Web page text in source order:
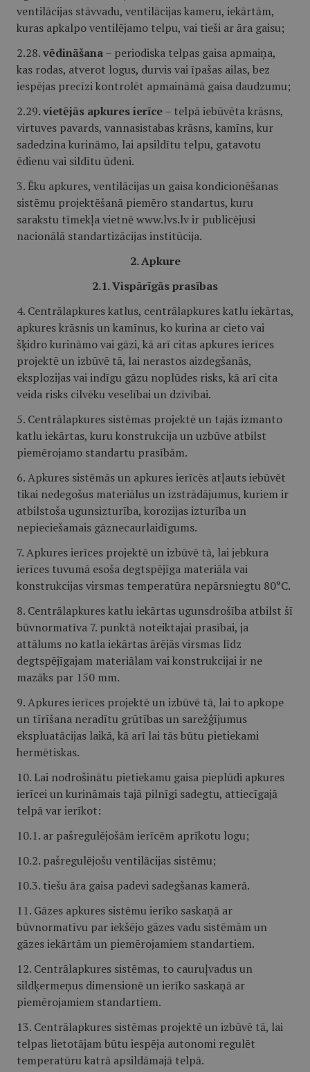
ventilācijas stāvvadu, ventilācijas kameru, iekārtām,
kuras apkalpo ventilējamo telpu, vai tieši ar āra gaisu;
2.28.vēdināšana– periodiska telpas gaisa apmaiņa,
kas rodas, atverot logus, durvis vai īpašas ailas, bez
iespējas precīzi kontrolēt apmaināmā gaisa daudzumu;
2.29.vietējās apkures ierīce– telpā iebūvēta krāsns,
virtuves pavards, vannasistabas krāsns, kamīns, kur
sadedzina kurināmo, lai apsildītu telpu, gatavotu
ēdienu vai sildītu ūdeni.
3. Ēku apkures, ventilācijas un gaisa kondicionēšanas
sistēmu projektēšanā piemēro standartus, kuru
sarakstu tīmekļa vietnē www.lvs.lv ir publicējusi
nacionālā standartizācijas institūcija.
2. Apkure
2.1. Vispārīgās prasības
4. Centrālapkures katlus, centrālapkures katlu iekārtas,
apkures krāsnis un kamīnus, ko kurina ar cieto vai
šķidro kurināmo vai gāzi, kā arī citas apkures ierīces
projektē un izbūvē tā, lai nerastos aizdegšanās,
eksplozijas vai indīgu gāzu noplūdes risks, kā arī cita
veida risks cilvēku veselībai un dzīvībai.
5. Centrālapkures sistēmas projektē un tajās izmanto
katlu iekārtas, kuru konstrukcija un uzbūve atbilst
piemērojamo standartu prasībām.
6. Apkures sistēmās un apkures ierīcēs atļauts iebūvēt
tikai nedegošus materiālus un izstrādājumus, kuriem ir
atbilstoša ugunsizturība, korozijas izturība un
nepieciešamais gāznecaurlaidīgums.
7. Apkures ierīces projektē un izbūvē tā, lai jebkura
ierīces tuvumā esoša degtspējīga materiāla vai
konstrukcijas virsmas temperatūra nepārsniegtu 80°C.
8. Centrālapkures katlu iekārtas ugunsdrošība atbilst šī
būvnormatīva 7. punktā noteiktajai prasībai, ja
attālums no katla iekārtas ārējās virsmas līdz
degtspējīgajam materiālam vai konstrukcijai ir ne
mazāks par 150 mm.
9. Apkures ierīces projektē un izbūvē tā, lai to apkope
un tīrīšana neradītu grūtības un sarežģījumus
ekspluatācijas laikā, kā arī lai tās būtu pietiekami
hermētiskas.
10. Lai nodrošinātu pietiekamu gaisa pieplūdi apkures
ierīcei un kurināmais tajā pilnīgi sadegtu, attiecīgajā
telpā var ierīkot:
10.1. ar pašregulējošām ierīcēm aprīkotu logu;
10.2. pašregulējošu ventilācijas sistēmu;
10.3. tiešu āra gaisa padevi sadegšanas kamerā.
11. Gāzes apkures sistēmu ierīko saskaņā ar
būvnormatīvu par iekšējo gāzes vadu sistēmām un
gāzes iekārtām un piemērojamiem standartiem.
12. Centrālapkures sistēmas, to cauruļvadus un
sildķermeņus dimensionē un ierīko saskaņā ar
piemērojamiem standartiem.
13. Centrālapkures sistēmas projektē un izbūvē tā, lai
telpas lietotājam būtu iespēja autonomi regulēt
temperatūru katrā apsildāmajā telpā.